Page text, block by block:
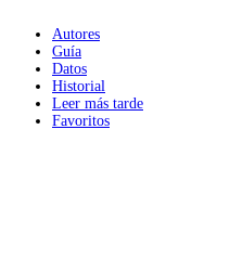
Autores
Guía
Datos
Historial
Leer más tarde
Favoritos